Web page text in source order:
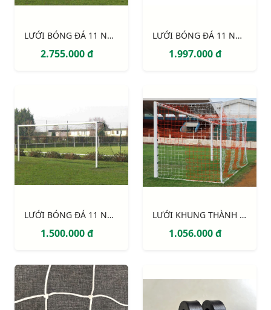
LƯỚI BÓNG ĐÁ 11 NGƯỜI S12920W
2.755.000 đ
LƯỚI BÓNG ĐÁ 11 NGƯỜI S12862W
1.997.000 đ
LƯỚI BÓNG ĐÁ 11 NGƯỜI S12860W
1.500.000 đ
LƯỚI KHUNG THÀNH 2 MÀU (trắng - đỏ)
1.056.000 đ